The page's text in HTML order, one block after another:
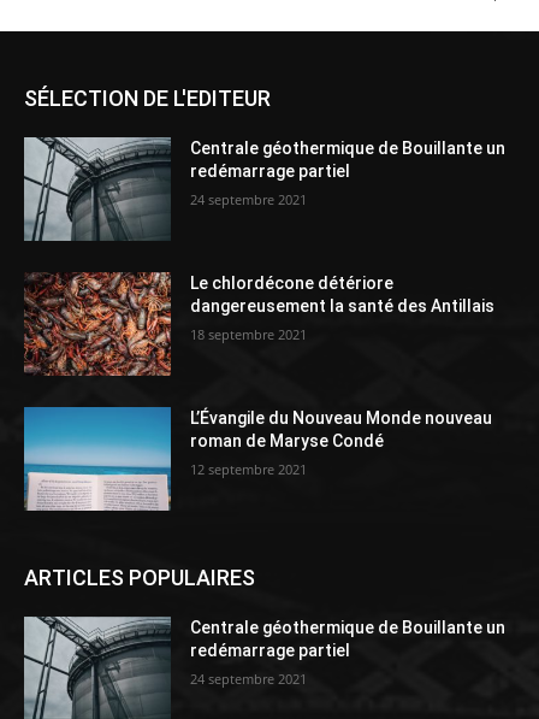
SÉLECTION DE L'EDITEUR
Centrale géothermique de Bouillante un
redémarrage partiel
24 septembre 2021
Le chlordécone détériore
dangereusement la santé des Antillais
18 septembre 2021
L’Évangile du Nouveau Monde nouveau
roman de Maryse Condé
12 septembre 2021
ARTICLES POPULAIRES
Centrale géothermique de Bouillante un
redémarrage partiel
24 septembre 2021